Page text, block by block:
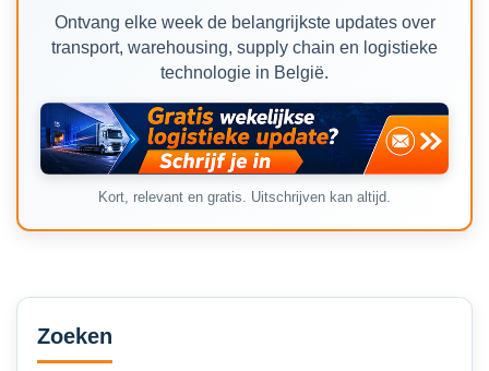
Ontvang elke week de belangrijkste updates over
transport, warehousing, supply chain en logistieke
technologie in België.
Kort, relevant en gratis. Uitschrijven kan altijd.
Secondary
Sidebar
Zoeken